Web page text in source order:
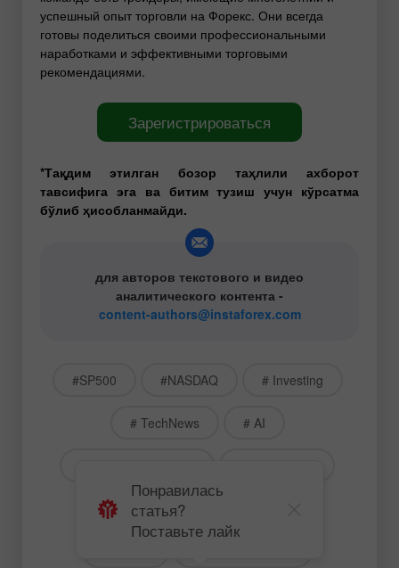
успешный опыт торговли на Форекс. Они всегда
готовы поделиться своими профессиональными
наработками и эффективными торговыми
рекомендациями.
Зарегистрироваться
*Тақдим этилган бозор таҳлили ахборот
тавсифига эга ва битим тузиш учун кўрсатма
бўлиб ҳисобланмайди.
для авторов текстового и видео
аналитического контента -
content-authors@instaforex.com
#SP500 #NASDAQ # Investing
# TechNews # AI
# BigMoney # FinanceNews
Понравилась
статья?
Поставьте лайк